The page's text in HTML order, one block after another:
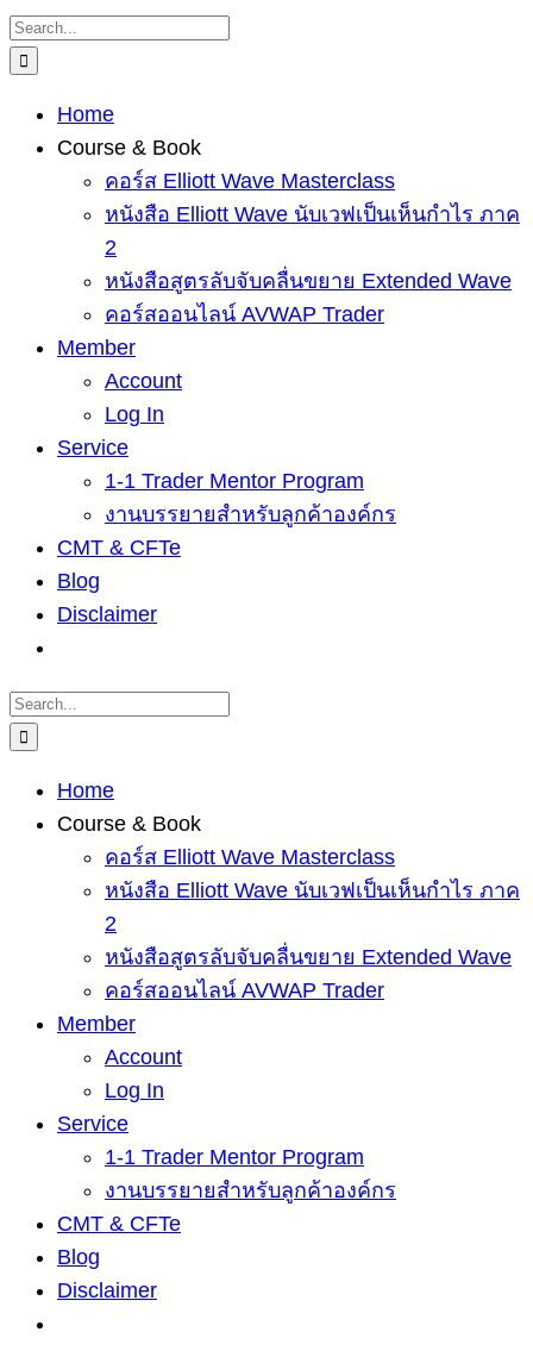
Skip
to
Search
for:
Home
Course & Book
คอร์ส Elliott Wave Masterclass
หนังสือ Elliott Wave นับเวฟเป็นเห็นกำไร ภาค
2
หนังสือสูตรลับจับคลื่นขยาย Extended Wave
คอร์สออนไลน์ AVWAP Trader
Member
Account
Log In
Service
1-1 Trader Mentor Program
งานบรรยายสำหรับลูกค้าองค์กร
CMT & CFTe
Blog
Disclaimer
Search
for:
Home
Course & Book
คอร์ส Elliott Wave Masterclass
หนังสือ Elliott Wave นับเวฟเป็นเห็นกำไร ภาค
2
หนังสือสูตรลับจับคลื่นขยาย Extended Wave
คอร์สออนไลน์ AVWAP Trader
Member
Account
Log In
Service
1-1 Trader Mentor Program
งานบรรยายสำหรับลูกค้าองค์กร
CMT & CFTe
Blog
Disclaimer